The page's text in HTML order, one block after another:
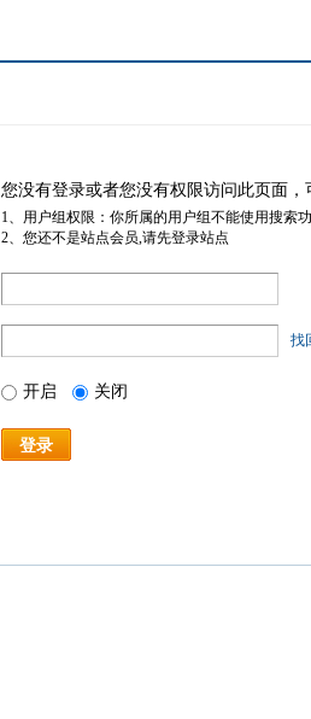
您没有登录或者您没有权限访问此页面
1、用户组权限：你所属的用户组不能使用搜索
2、您还不是站点会员,请先登录站点
找
开启 关闭
登录